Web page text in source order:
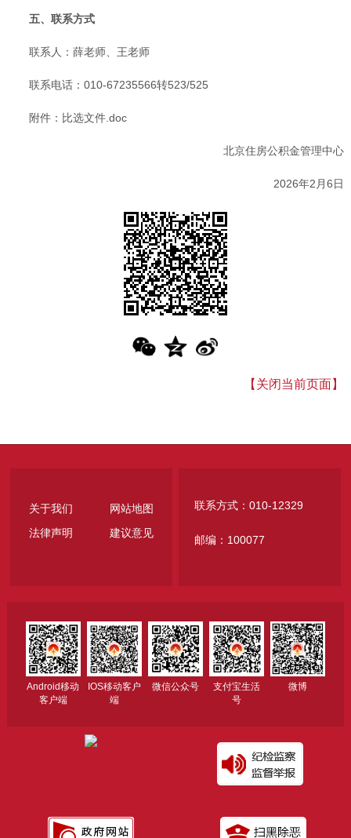
五、联系方式
联系人：薛老师、王老师
联系电话：010-67235566转523/525
附件： 比选文件.doc
北京住房公积金管理中心
2026年2月6日
【关闭当前页面】
关于我们
网站地图
法律声明
建议意见
联系方式：010-12329
邮编：100077
Android移动
客户端
IOS移动客户
端
微信公众号
支付宝生活
号
微博